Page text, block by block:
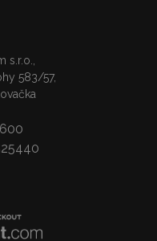
s.r.o.,
583/57,